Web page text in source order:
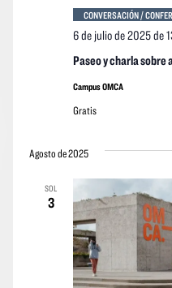
Paseo y charla
6 de julio de 2025 de
CONVERSACIÓN /
Campus OMCA
Gratis
Agosto de 2025
SOL
3